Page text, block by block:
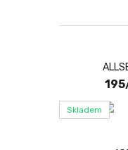
Skladem